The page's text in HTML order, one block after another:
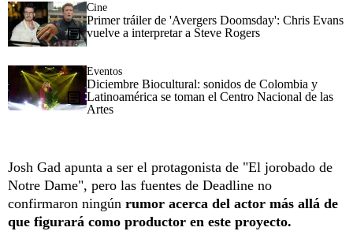
Cine
Primer tráiler de 'Avergers Doomsday': Chris Evans
vuelve a interpretar a Steve Rogers
Eventos
Diciembre Biocultural: sonidos de Colombia y
Latinoamérica se toman el Centro Nacional de las
Artes
Josh Gad apunta a ser el protagonista de "El jorobado de
Notre Dame", pero las fuentes de Deadline no
confirmaron ningún rumor acerca del actor más allá de
que figurará como productor en este proyecto.